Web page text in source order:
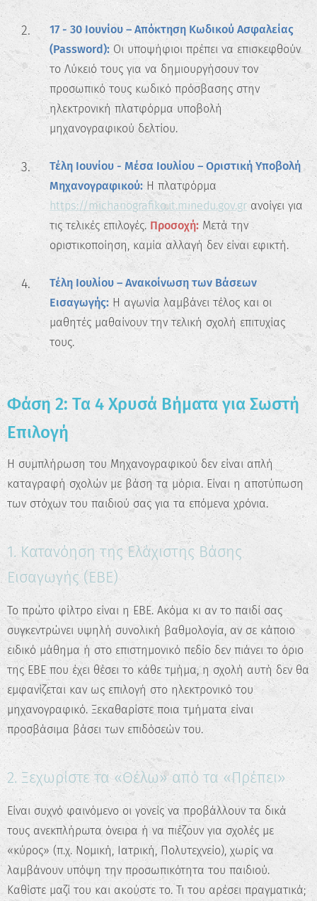
17 - 30 Ιουνίου – Απόκτηση Κωδικού Ασφαλείας
(Password): Οι υποψήφιοι πρέπει να επισκεφθούν
το Λύκειό τους για να δημιουργήσουν τον
προσωπικό τους κωδικό πρόσβασης στην
ηλεκτρονική πλατφόρμα υποβολή
μηχανογραφικού δελτίου.
Τέλη Ιουνίου - Μέσα Ιουλίου – Οριστική Υποβολή
Μηχανογραφικού: Η πλατφόρμα
https://michanografiko.it.minedu.gov.grανοίγει για
τις τελικές επιλογές. Προσοχή: Μετά την
οριστικοποίηση, καμία αλλαγή δεν είναι εφικτή.
Τέλη Ιουλίου – Ανακοίνωση των Βάσεων
Εισαγωγής: Η αγωνία λαμβάνει τέλος και οι
μαθητές μαθαίνουν την τελική σχολή επιτυχίας
τους.
Φάση 2: Τα 4 Χρυσά Βήματα για Σωστή
Επιλογή
Η συμπλήρωση του Μηχανογραφικού δεν είναι απλή
καταγραφή σχολών με βάση τα μόρια. Είναι η αποτύπωση
των στόχων του παιδιού σας για τα επόμενα χρόνια.
1. Κατανόηση της Ελάχιστης Βάσης
Εισαγωγής (ΕΒΕ)
Το πρώτο φίλτρο είναι η ΕΒΕ. Ακόμα κι αν το παιδί σας
συγκεντρώνει υψηλή συνολική βαθμολογία, αν σε κάποιο
ειδικό μάθημα ή στο επιστημονικό πεδίο δεν πιάνει το όριο
της ΕΒΕ που έχει θέσει το κάθε τμήμα, η σχολή αυτή δεν θα
εμφανίζεται καν ως επιλογή στο ηλεκτρονικό του
μηχανογραφικό. Ξεκαθαρίστε ποια τμήματα είναι
προσβάσιμα βάσει των επιδόσεών του.
2. Ξεχωρίστε τα «Θέλω» από τα «Πρέπει»
Είναι συχνό φαινόμενο οι γονείς να προβάλλουν τα δικά
τους ανεκπλήρωτα όνειρα ή να πιέζουν για σχολές με
«κύρος» (π.χ. Νομική, Ιατρική, Πολυτεχνείο), χωρίς να
λαμβάνουν υπόψη την προσωπικότητα του παιδιού.
Καθίστε μαζί του και ακούστε το. Τι του αρέσει πραγματικά;